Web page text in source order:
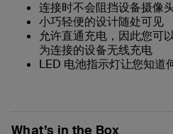
连接时不会阻挡设备摄像
小巧轻便的设计随处可见
允许直通充电，因此您可
为连接的设备无线充电
LED 电池指示灯让您知道
What’s in the Box